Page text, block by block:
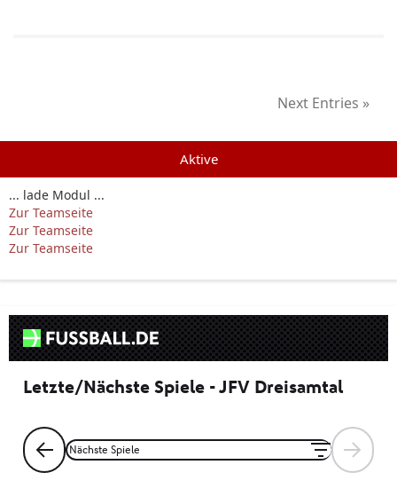
Next Entries »
Aktive
... lade Modul ...
Zur Teamseite
Zur Teamseite
Zur Teamseite